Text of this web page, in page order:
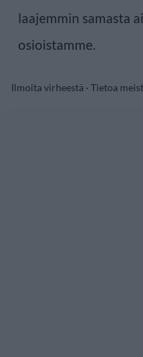
laajemmin samasta
osioistamme.
Ilmoita virheestä · Tietoa